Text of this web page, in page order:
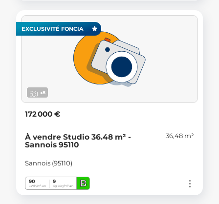
EXCLUSIVITÉ FONCIA
x8
172 000 €
À vendre Studio 36.48 m² -
Sannois 95110
36,48 m²
Sannois (95110)
90
kWh/m².an
9
Kg CO2/m².an B